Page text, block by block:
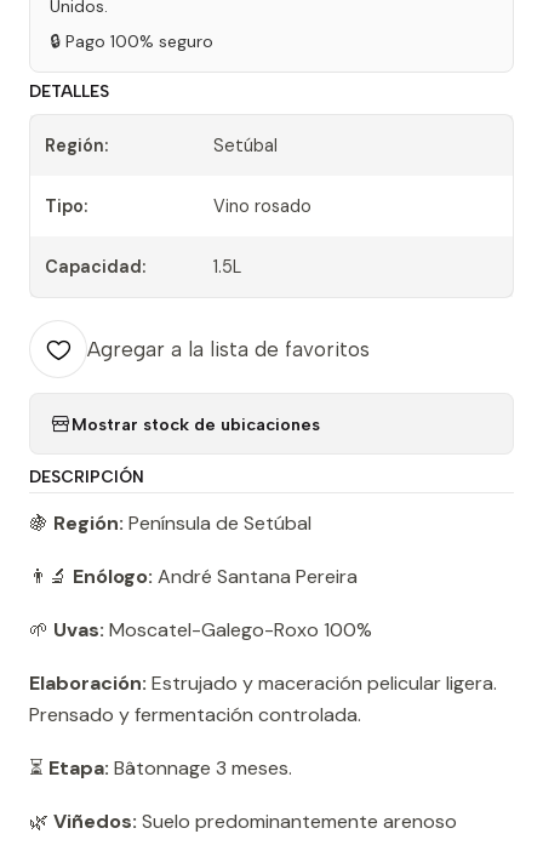
Unidos.
🔒 Pago 100% seguro
DETALLES
Región: Setúbal
Tipo: Vino rosado
Capacidad: 1.5L
Agregar a la lista de favoritos
Mostrar stock de ubicaciones
DESCRIPCIÓN
🍇 Región: Península de Setúbal
👨‍🔬 Enólogo: André Santana Pereira
🌱 Uvas: Moscatel-Galego-Roxo 100%
Elaboración: Estrujado y maceración pelicular ligera.
Prensado y fermentación controlada.
⏳ Etapa: Bâtonnage 3 meses.
🌿 Viñedos: Suelo predominantemente arenoso